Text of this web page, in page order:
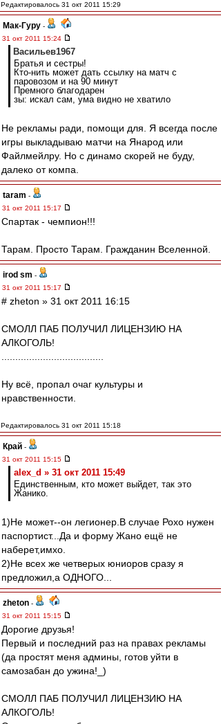
Редактировалось 31 окт 2011 15:29
Мак-Гуру -
31 окт 2011 15:24
Васильев1967
Братья и сестры!
Кто-нить может дать ссылку на матч с
паровозом и на 90 минут
Премного благодарен
зы: искал сам, ума видно не хватило
Не рекламы ради, помощи для. Я всегда после
игры выкладываю матчи на Янарод или
Файлмейлру. Но с динамо скорей не буду,
далеко от компа.
taram -
31 окт 2011 15:17
Спартак - чемпион!!!
Тарам. Просто Тарам. Гражданин Вселенной.
irod sm -
31 окт 2011 15:17
# zheton » 31 окт 2011 16:15
СМОЛЛ ПАБ ПОЛУЧИЛ ЛИЦЕНЗИЮ НА
АЛКОГОЛЬ!
Ну всё, пропал очаг культуры и
нравственности.
Редактировалось 31 окт 2011 15:18
Край -
31 окт 2011 15:15
alex_d » 31 окт 2011 15:49
Единственным, кто может выйдет, так это
Жанико.
1)Не может--он легионер.В случае Рохо нужен
паспортист...Да и форму Жано ещё не
наберет,имхо.
2)Не всех же четверых юниоров сразу я
предложил,а ОДНОГО...
zheton -
31 окт 2011 15:15
Дорогие друзья!
Первый и последний раз на правах рекламы
(да простят меня админы, готов уйти в
самозабан до ужина!_)
СМОЛЛ ПАБ ПОЛУЧИЛ ЛИЦЕНЗИЮ НА
АЛКОГОЛЬ!